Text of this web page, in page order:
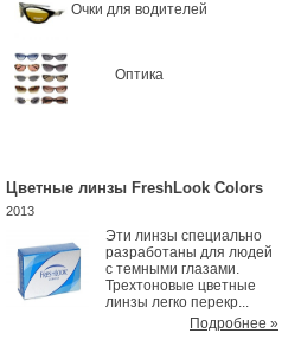
Очки для водителей
Оптика
Цветные линзы FreshLook Colors
2013
Эти линзы специально
разработаны для людей
с темными глазами.
Трехтоновые цветные
линзы легко перекр...
Подробнее »